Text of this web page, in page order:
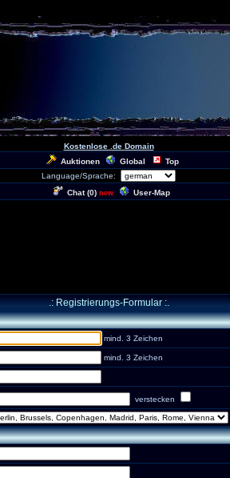
Kostenlose .de Domain
Auktionen Global Top
Language/Sprache:
Chat (0) new User-Map
.: Registrierungs-Formular :.
mind. 3 Zeichen
mind. 3 Zeichen
verstecken